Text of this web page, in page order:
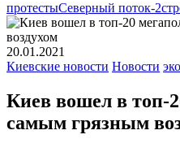
протестыСеверный поток-2
20.01.2021
Киевские новости Новости
Киев вошел в топ-
самым грязным